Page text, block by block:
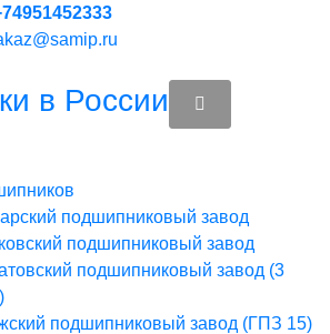
в России
подшипниковый завод
подшипниковый завод
подшипниковый завод (3
подшипниковый завод (ГПЗ 15)